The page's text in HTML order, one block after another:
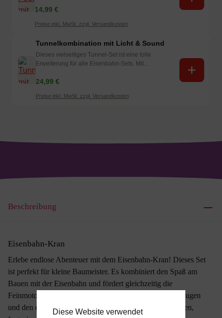
14,99 €
Preise inkl. MwSt. zzgl. Versandkosten
Tunnelkombination mit Licht & Sound
Dieses vielseitiges Tunnel-Set ist eine tolle
Erweiterung für alle Eisenbahn-Sets. Mit...
24,99 €
Preise inkl. MwSt. zzgl. Versandkosten
Beschreibung
Eisenbahn-Kran
Erlebe endlose Abenteuer mit dem Eisenbahn-Kran! Dieses Set
ist perfekt für kleine Baumeister. Es kombiniert den Spaß am
Bauen mit der Eisenbahn und fördert gleichzeitig die
Feinmotorik. Mit dem beweglichen Kran, den Baufahrzeugen
und den erweiterbaren Gleisen regt es zu Problemlösungen,
Diese Website verwendet